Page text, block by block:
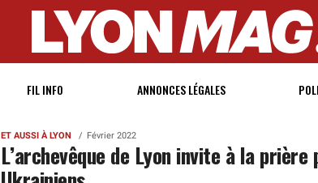
FIL INFO ANNONCES LÉGALES
ET AUSSI À LYON Février 2022
L’archevêque de Lyon invite à la prière